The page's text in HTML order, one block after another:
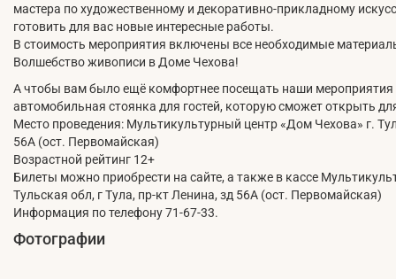
мастера по художественному и декоративно-прикладному
готовить для вас новые интересные работы.
В стоимость мероприятия включены все необходимые
Волшебство живописи в Доме Чехова!
А чтобы вам было ещё комфортнее посещать наши мероприятия
автомобильная стоянка для гостей, которую сможет открыть
Место проведения: Мультикультурный центр «Дом Чехова» г.
56А (ост. Первомайская)
Возрастной рейтинг 12+
Билеты можно приобрести на сайте, а также в кассе
Тульская обл, г Тула, пр-кт Ленина, зд 56А (ост. Первомайская)
Информация по телефону 71-67-33.
Фотографии